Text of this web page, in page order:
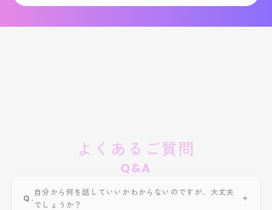
よくあるご質問
Q&A
Q.
自分から何を話していいかわからないのですが、大丈夫
でしょうか？